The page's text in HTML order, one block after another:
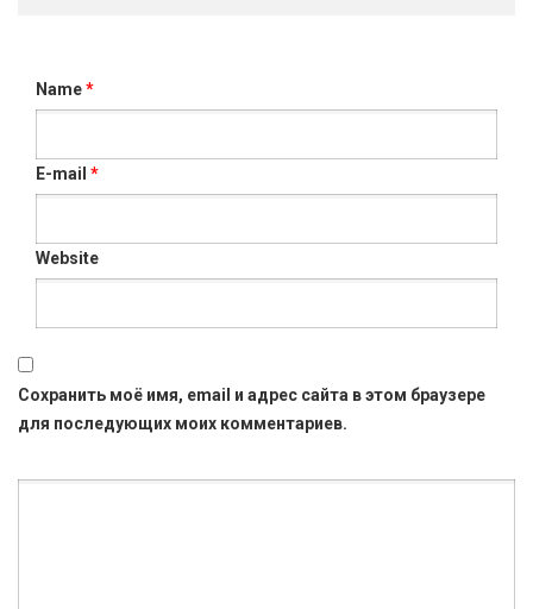
Name*
E-mail *
Website
Сохранить моё имя, email и адрес сайта в этом браузере
для последующих моих комментариев.